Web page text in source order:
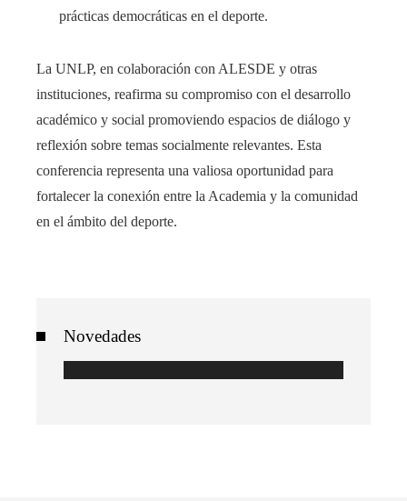
prácticas democráticas en el deporte.
La UNLP, en colaboración con ALESDE y otras
instituciones, reafirma su compromiso con el desarrollo
académico y social promoviendo espacios de diálogo y
reflexión sobre temas socialmente relevantes. Esta
conferencia representa una valiosa oportunidad para
fortalecer la conexión entre la Academia y la comunidad
en el ámbito del deporte.
Novedades